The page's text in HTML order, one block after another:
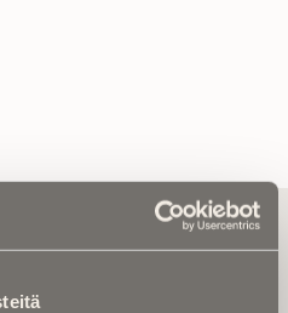
heti parhaiden
niin saat kaksi kertaa